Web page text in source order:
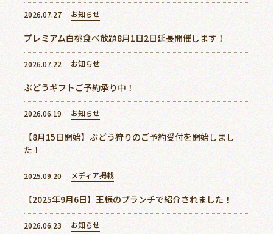
アクセス
お問い合わせ
2026.07.27 お知らせ
プレミアム白桃食べ放題8月1日2日延長開催します！
2026.07.22 お知らせ
ぶどうギフトご予約承り中！
2026.06.19 お知らせ
【8月15日開始】ぶどう狩りのご予約受付を開始しまし
た！
2025.09.20 メディア掲載
【2025年9月6日】王様のブランチで紹介されました！
2026.06.23 お知らせ